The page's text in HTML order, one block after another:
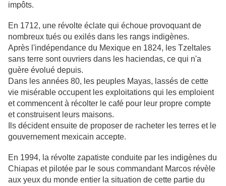
impôts.
En 1712, une révolte éclate qui échoue provoquant de
nombreux tués ou exilés dans les rangs indigènes.
Après l'indépendance du Mexique en 1824, les Tzeltales
sans terre sont ouvriers dans les haciendas, ce qui n'a
guère évolué depuis.
Dans les années 80, les peuples Mayas, lassés de cette
vie misérable occupent les exploitations qui les emploient
et commencent à récolter le café pour leur propre compte
et construisent leurs maisons.
Ils décident ensuite de proposer de racheter les terres et le
gouvernement mexicain accepte.
En 1994, la révolte zapatiste conduite par les indigènes du
Chiapas et pilotée par le sous commandant Marcos révèle
aux yeux du monde entier la situation de cette partie du